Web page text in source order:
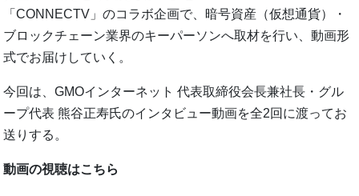
「CONNECTV」のコラボ企画で、暗号資産（仮想通貨）・
ブロックチェーン業界のキーパーソンへ取材を行い、動画形
式でお届けしていく。
今回は、GMOインターネット 代表取締役会長兼社長・グル
ープ代表 熊谷正寿氏のインタビュー動画を全2回に渡ってお
送りする。
動画の視聴はこちら